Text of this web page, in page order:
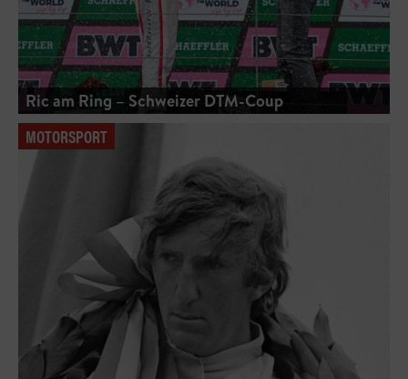
Ric am Ring – Schweizer DTM-Coup
MOTORSPORT